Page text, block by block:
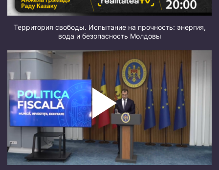
Территория свободы. Испытание на прочность: энергия,
вода и безопасность Молдовы